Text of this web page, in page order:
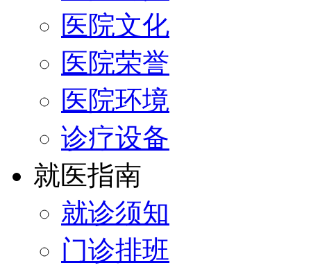
医院文化
医院荣誉
医院环境
诊疗设备
就医指南
就诊须知
门诊排班